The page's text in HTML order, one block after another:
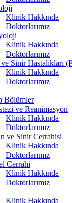
Klinik Hakkında
Doktorlarımız
Klinik Hakkında
Doktorlarımız
Sinir Hastalıkları
Klinik Hakkında
Doktorlarımız
Bölümler
ve Reanimasyon
Klinik Hakkında
Doktorlarımız
ve Sinir Cerrahisi
Klinik Hakkında
Doktorlarımız
Cerrahi
Klinik Hakkında
Doktorlarımız
Klinik Hakkında